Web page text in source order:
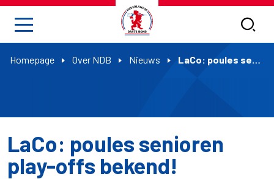
Homepage Over NDB Nieuws LaCo: poules senioren play-offs bekend!
LaCo: poules senioren
play-offs bekend!